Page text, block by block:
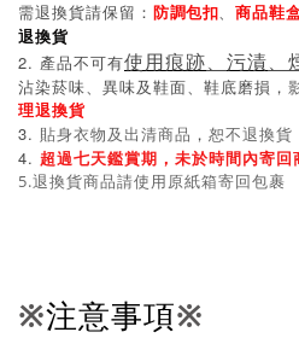
需退換貨請保留： 防調包扣、 商品鞋
退換貨
2. 產品不可有使用痕跡、 污漬、
沾染菸味、 異味及鞋面、鞋底磨損 ，
理退換貨
3. 貼身衣物及出清商品 ， 恕不退換貨
4. 超過七天鑑賞期，未於時間內寄回
5.退換貨商品請使用原紙箱寄回包裹
※注意事項※